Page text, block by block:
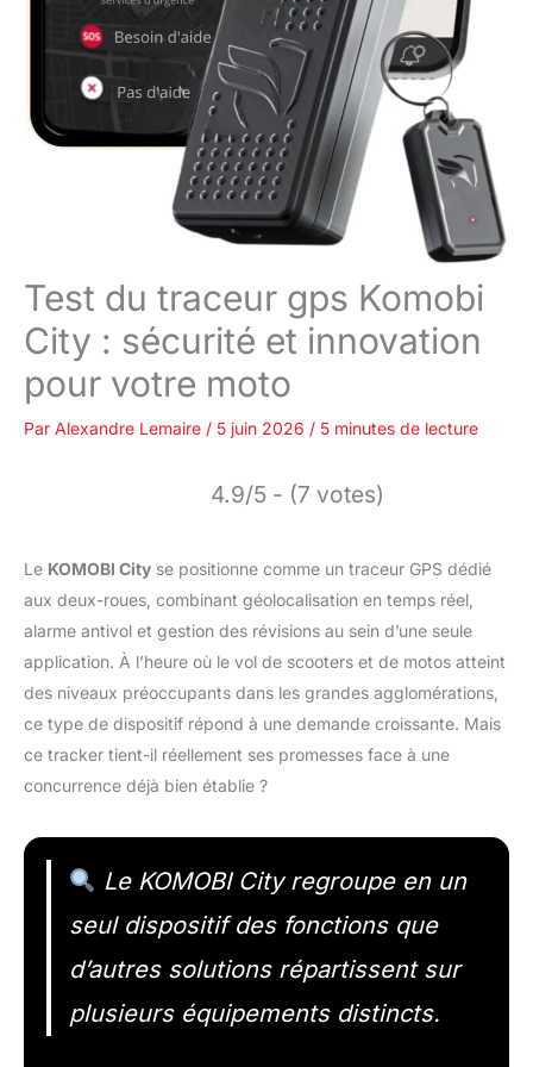
Test du traceur gps Komobi
City : sécurité et innovation
pour votre moto
Par Alexandre Lemaire / 5 juin 2026 / 5 minutes de lecture
4.9/5 - (7 votes)
Le KOMOBI City se positionne comme un traceur GPS dédié
aux deux-roues, combinant géolocalisation en temps réel,
alarme antivol et gestion des révisions au sein d’une seule
application. À l’heure où le vol de scooters et de motos atteint
des niveaux préoccupants dans les grandes agglomérations,
ce type de dispositif répond à une demande croissante. Mais
ce tracker tient-il réellement ses promesses face à une
concurrence déjà bien établie ?
Le KOMOBI City regroupe en un
seul dispositif des fonctions que
d’autres solutions répartissent sur
plusieurs équipements distincts.